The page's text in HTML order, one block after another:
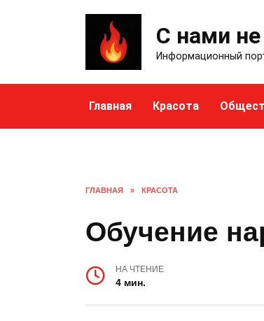
С нами
Информационный
Главная Красота
ГЛАВНАЯ » КРАСОТА
Обучение
НА ЧТЕНИЕ
4 мин.